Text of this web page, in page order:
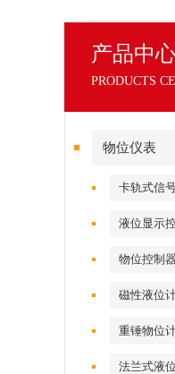
产品中
PRODUCTS
物位仪表
卡轨式信
液位显示
物位控制器
磁性液位
重锤物位
法兰式液